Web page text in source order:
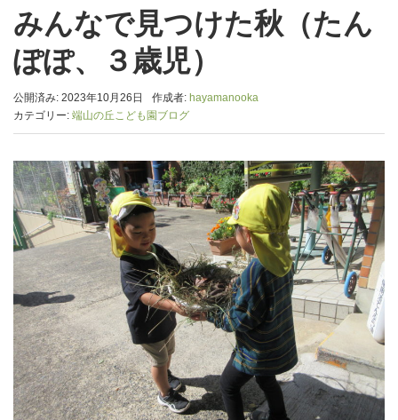
みんなで見つけた秋（たん
ぽぽ、３歳児）
公開済み: 2023年10月26日 作成者: hayamanooka
カテゴリー: 端山の丘こども園ブログ